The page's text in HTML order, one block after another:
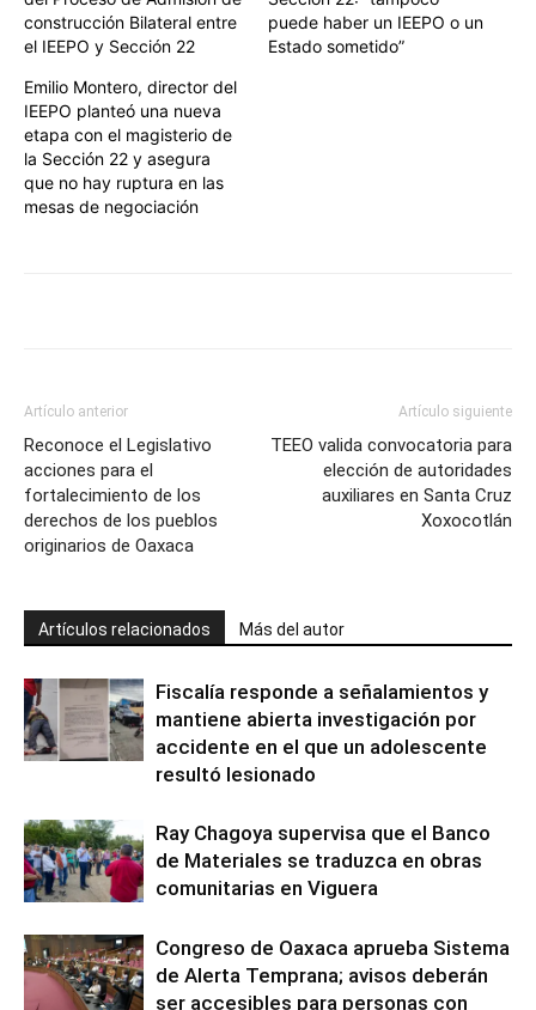
construcción Bilateral entre
el IEEPO y Sección 22
puede haber un IEEPO o un
Estado sometido”
Emilio Montero, director del
IEEPO planteó una nueva
etapa con el magisterio de
la Sección 22 y asegura
que no hay ruptura en las
mesas de negociación
Artículo anterior
Reconoce el Legislativo
acciones para el
fortalecimiento de los
derechos de los pueblos
originarios de Oaxaca
Artículo siguiente
TEEO valida convocatoria para
elección de autoridades
auxiliares en Santa Cruz
Xoxocotlán
Artículos relacionados Más del autor
Fiscalía responde a señalamientos y
mantiene abierta investigación por
accidente en el que un adolescente
resultó lesionado
Ray Chagoya supervisa que el Banco
de Materiales se traduzca en obras
comunitarias en Viguera
Congreso de Oaxaca aprueba Sistema
de Alerta Temprana; avisos deberán
ser accesibles para personas con